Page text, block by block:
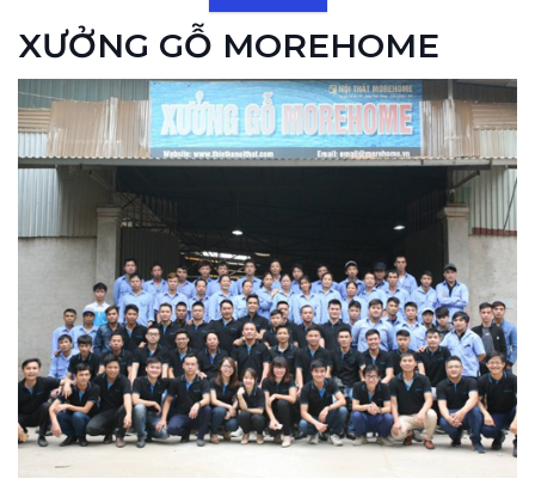
XƯỞNG GỖ MOREHOME